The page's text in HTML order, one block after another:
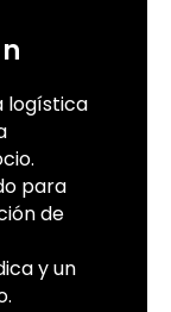
logística
para
de
y un